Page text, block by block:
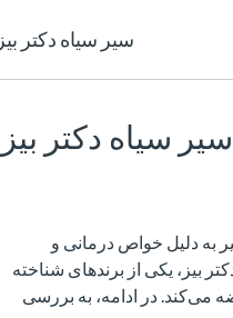
سیر سیاه دکتر بیز
سیر سیاه دکتر بیز
به دلیل خواص درمانی و
بیز، یکی از برندهای شناخته
می‌کند. در ادامه، به بررسی